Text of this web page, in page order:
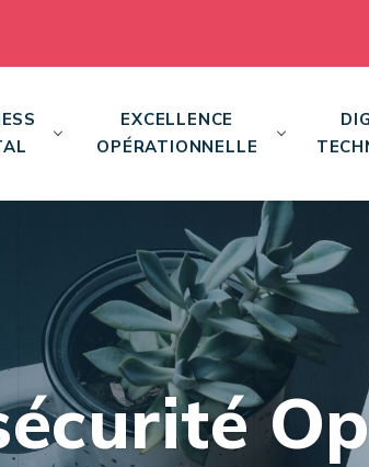
EXCELLENCE
OPÉRATIONNELLE